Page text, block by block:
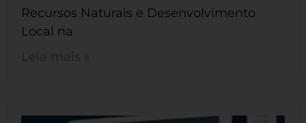
Recursos Naturais e Desenvolvimento
Local na
Leia mais »